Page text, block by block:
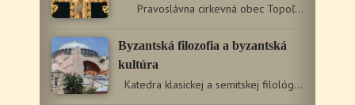
Pravoslávna cirkevná obec Topoľčany…
Byzantská filozofia a byzantská
kultúra
Katedra klasickej a semitskej filológie Filozofickej…